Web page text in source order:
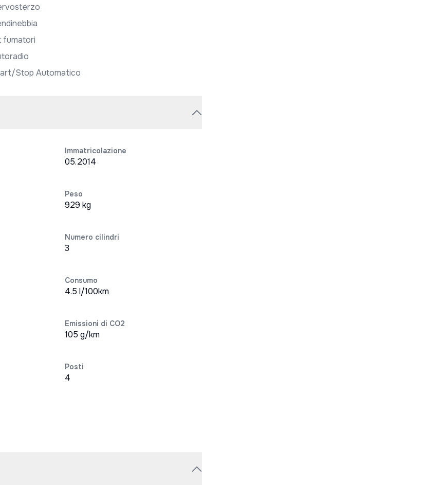
fumatori
Stop Automatico
Immatricolazione
05.2014
Peso
929 kg
Numero cilindri
3
Consumo
4.5 l/100km
Emissioni di CO2
105 g/km
Posti
4